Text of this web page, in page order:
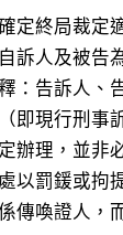
定終局裁定
訴人及被告
：告訴人、
即現行刑事
辦理，並非
以罰鍰或拘
傳喚證人，